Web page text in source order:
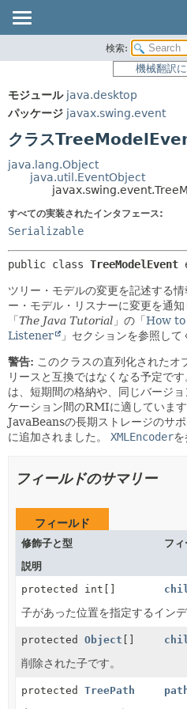
パッケージ
使用
ツリー
プレビュー
索引
ヘルプ
検索:
機械翻訳
モジュール java.desktop
パッケージ javax.swing.event
クラス
java.lang.Object
java.util.EventObject
すべての実装されたインタフェース:
Serializable
public class TreeModelEvent
ツリー・モデルの変更を記述する
ー・モデル・リスナーに変更を通知
「The Java Tutorial 」の「How
Listener
」セクションを参照して
警告: このクラスの直列化された
リースと互換ではなくなる予定です
は、短期間の格納や、同じバージ
ケーション間のRMIに適しています
JavaBeansの長期ストレージのサ
に追加されました。
XMLEncoderを
フィールドのサマリー
フィールド
修飾子と型
フィ
説明
protected int[]
子があった位置を指定するインデ
protected Object []
削除された子です。
protected TreePath